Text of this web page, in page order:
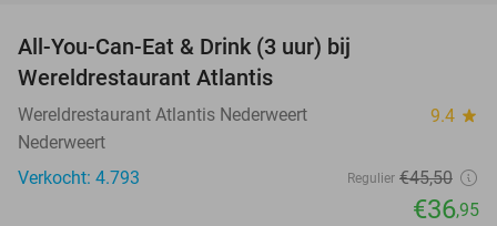
All-You-Can-Eat & Drink (3 uur) bij
Wereldrestaurant Atlantis
Wereldrestaurant Atlantis Nederweert 9.4 star
Nederweert
Verkocht: 4.793
Regulier €45,50
€36,95